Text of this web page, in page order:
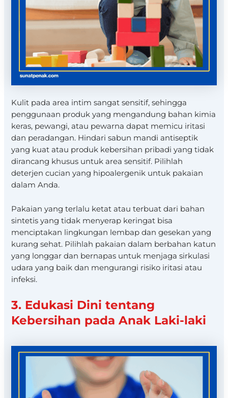
Kulit pada area intim sangat sensitif, sehingga
penggunaan produk yang mengandung bahan kimia
keras, pewangi, atau pewarna dapat memicu iritasi
dan peradangan. Hindari sabun mandi antiseptik
yang kuat atau produk kebersihan pribadi yang tidak
dirancang khusus untuk area sensitif. Pilihlah
deterjen cucian yang hipoalergenik untuk pakaian
dalam Anda.
Pakaian yang terlalu ketat atau terbuat dari bahan
sintetis yang tidak menyerap keringat bisa
menciptakan lingkungan lembap dan gesekan yang
kurang sehat. Pilihlah pakaian dalam berbahan katun
yang longgar dan bernapas untuk menjaga sirkulasi
udara yang baik dan mengurangi risiko iritasi atau
infeksi.
3. Edukasi Dini tentang
Kebersihan pada Anak Laki-laki